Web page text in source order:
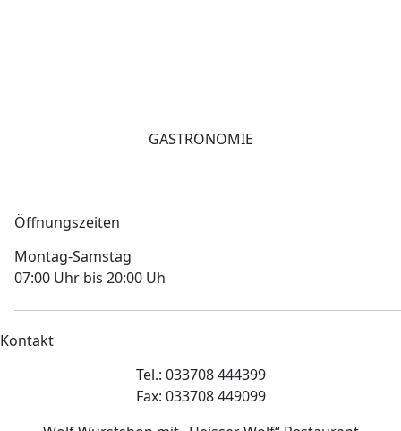
GASTRONOMIE
Öffnungszeiten
Montag-Samstag
07:00 Uhr bis 20:00 Uh
Kontakt
Tel.: 033708 444399
Fax: 033708 449099